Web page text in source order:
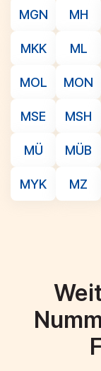
MGN MH
MKK ML
MOL MON
MSE MSH
MÜ MÜB
MYK MZ